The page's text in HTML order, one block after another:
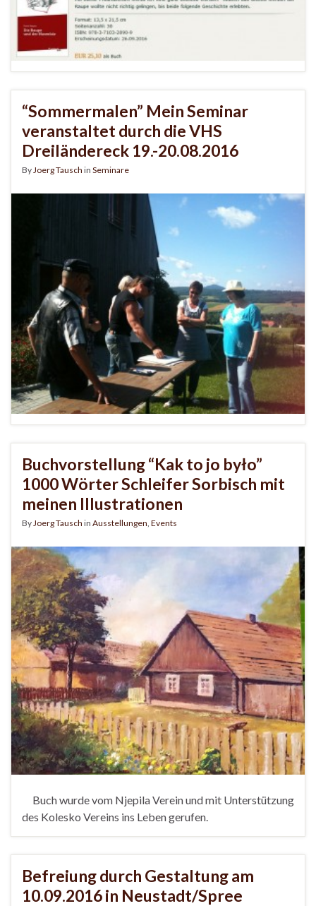
“Sommermalen” Mein Seminar
veranstaltet durch die VHS
Dreiländereck 19.-20.08.2016
By Joerg Tausch in Seminare
Buchvorstellung “Kak to jo było”
1000 Wörter Schleifer Sorbisch mit
meinen Illustrationen
By Joerg Tausch in Ausstellungen Events
Buch wurde vom Njepila Verein und mit Unterstützung
des Kolesko Vereins ins Leben gerufen.
Befreiung durch Gestaltung am
10.09.2016 in Neustadt/Spree